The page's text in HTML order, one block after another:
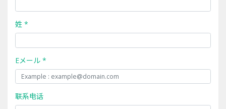
姓 *
Eメール *
联系电话